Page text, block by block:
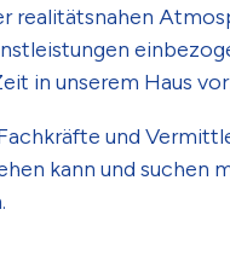
realitätsnahen
in unserem Haus
und
kann und suchen